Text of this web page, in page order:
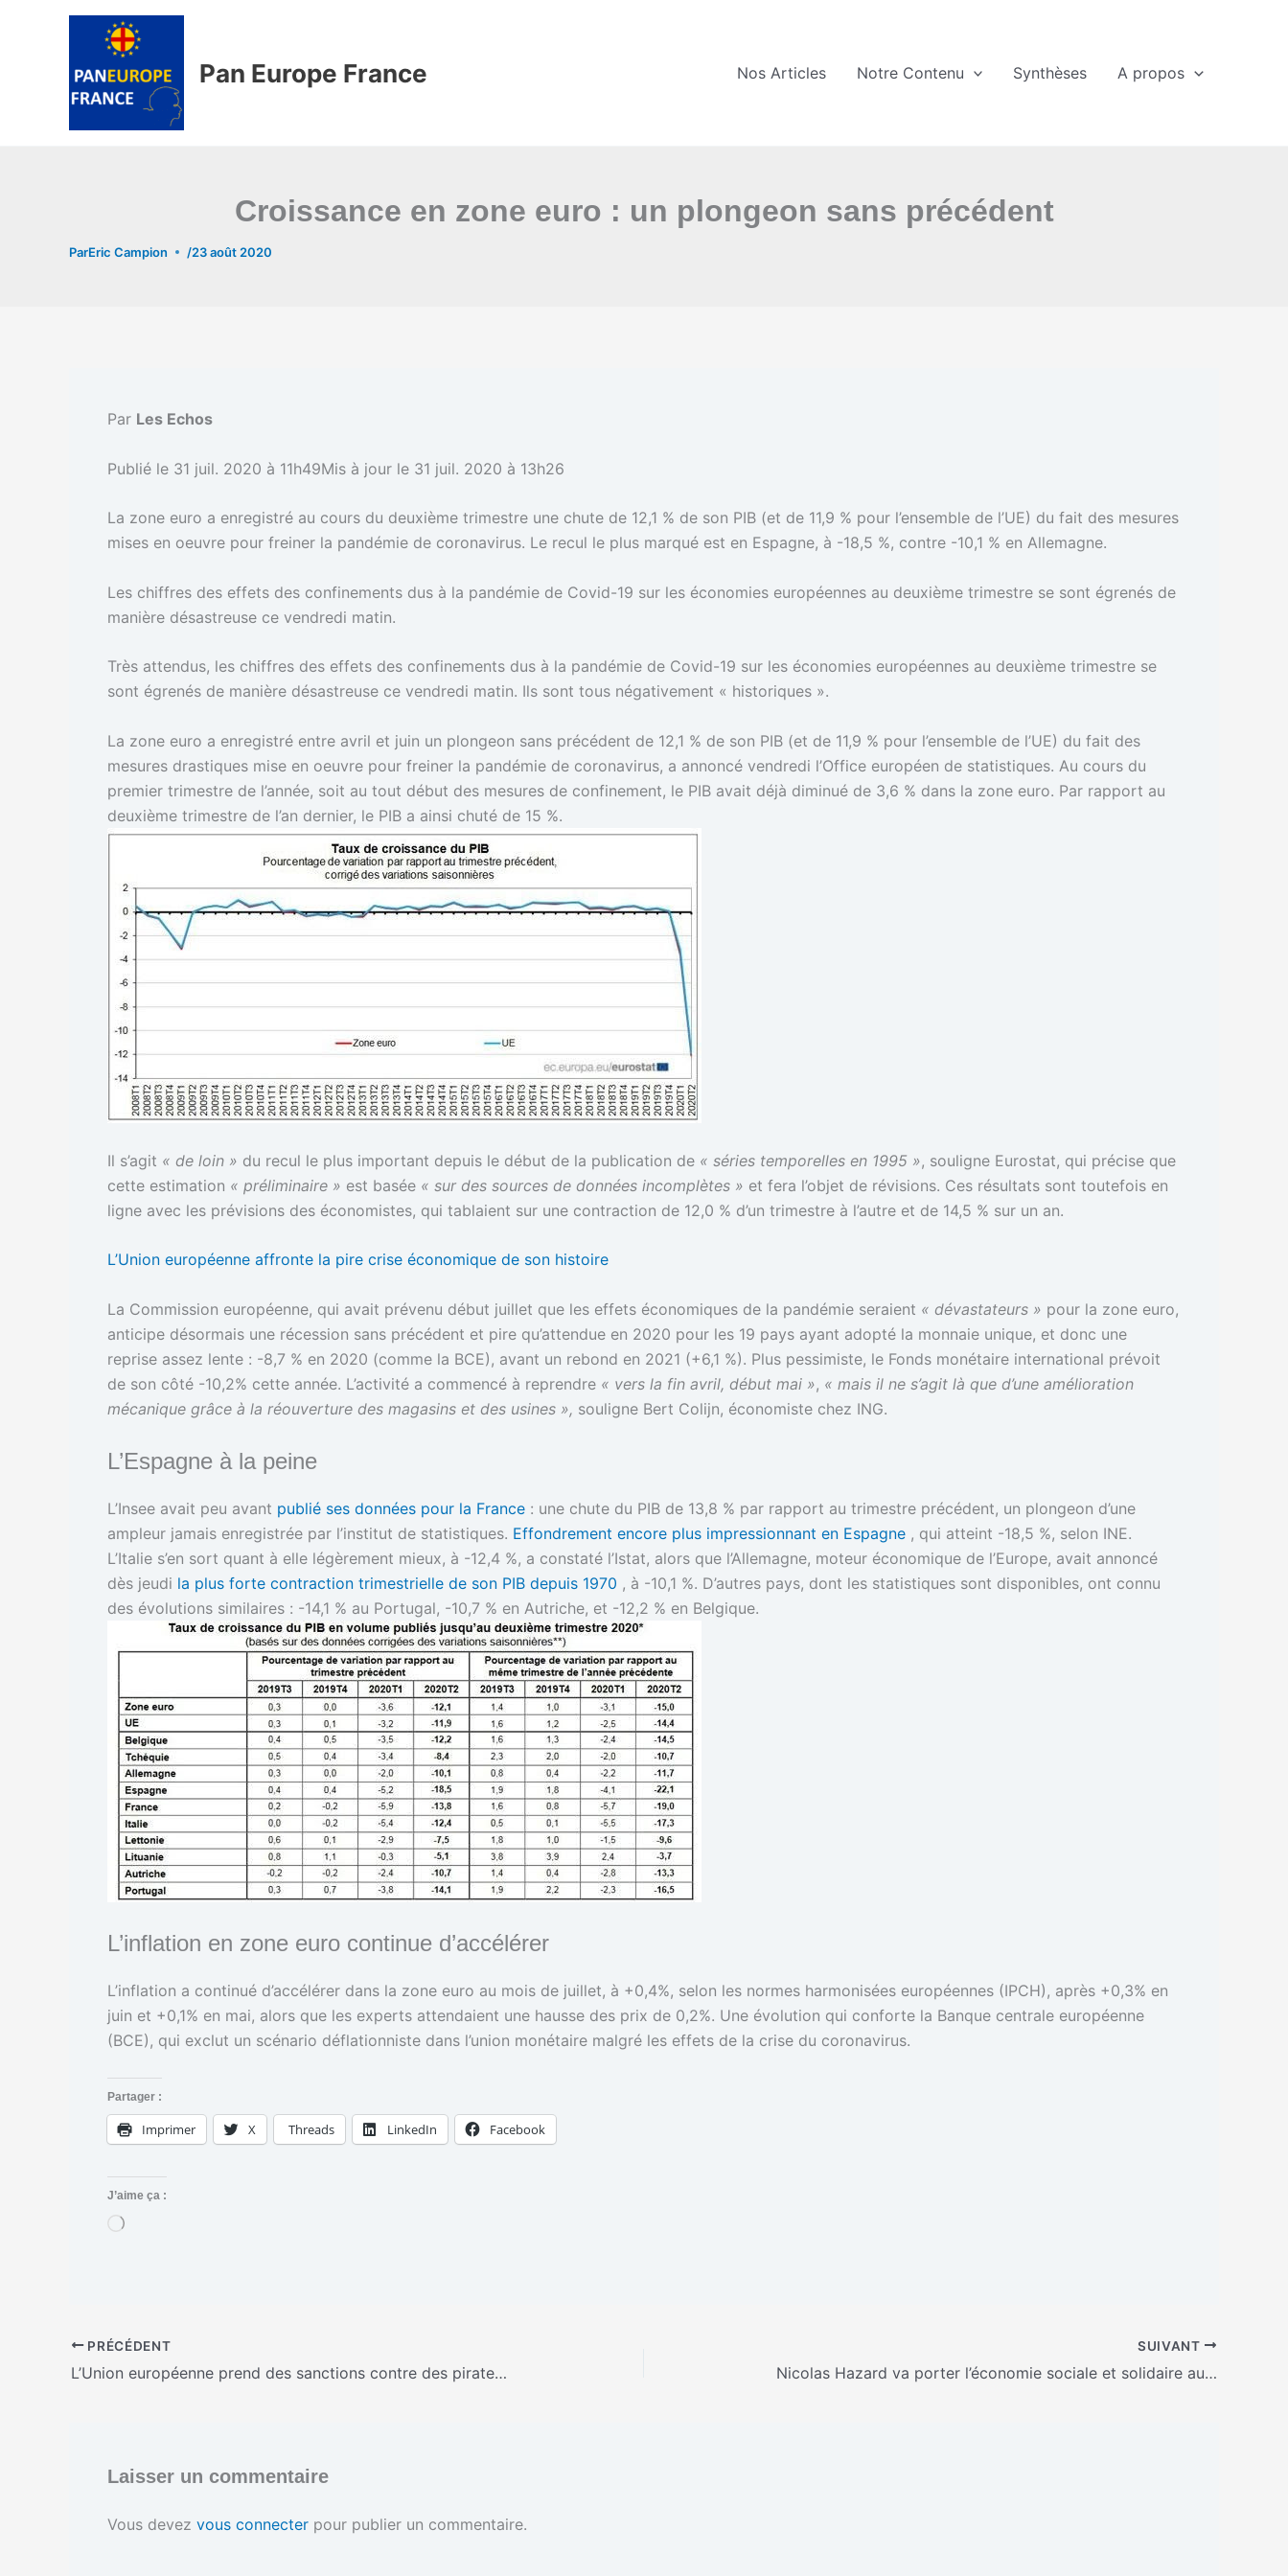
Pan Europe France Nos Articles Notre Contenu Synthèses A propos
Croissance en zone euro : un plongeon sans précédent
ParEric Campion /23 août 2020
Par Les Echos
Publié le 31 juil. 2020 à 11h49Mis à jour le 31 juil. 2020 à 13h26
La zone euro a enregistré au cours du deuxième trimestre une chute de 12,1 % de son PIB (et de 11,9 % pour l’ensemble de l’UE) du fait des mesures
mises en oeuvre pour freiner la pandémie de coronavirus. Le recul le plus marqué est en Espagne, à -18,5 %, contre -10,1 % en Allemagne.
Les chiffres des effets des confinements dus à la pandémie de Covid-19 sur les économies européennes au deuxième trimestre se sont égrenés de
manière désastreuse ce vendredi matin.
Très attendus, les chiffres des effets des confinements dus à la pandémie de Covid-19 sur les économies européennes au deuxième trimestre se
sont égrenés de manière désastreuse ce vendredi matin. Ils sont tous négativement « historiques ».
La zone euro a enregistré entre avril et juin un plongeon sans précédent de 12,1 % de son PIB (et de 11,9 % pour l’ensemble de l’UE) du fait des
mesures drastiques mise en oeuvre pour freiner la pandémie de coronavirus, a annoncé vendredi l’Office européen de statistiques. Au cours du
premier trimestre de l’année, soit au tout début des mesures de confinement, le PIB avait déjà diminué de 3,6 % dans la zone euro. Par rapport au
deuxième trimestre de l’an dernier, le PIB a ainsi chuté de 15 %.
Il s’agit « de loin » du recul le plus important depuis le début de la publication de « séries temporelles en 1995 », souligne Eurostat, qui précise que
cette estimation « préliminaire » est basée « sur des sources de données incomplètes » et fera l’objet de révisions. Ces résultats sont toutefois en
ligne avec les prévisions des économistes, qui tablaient sur une contraction de 12,0 % d’un trimestre à l’autre et de 14,5 % sur un an.
L’Union européenne affronte la pire crise économique de son histoire
La Commission européenne, qui avait prévenu début juillet que les effets économiques de la pandémie seraient « dévastateurs » pour la zone euro,
anticipe désormais une récession sans précédent et pire qu’attendue en 2020 pour les 19 pays ayant adopté la monnaie unique, et donc une
reprise assez lente : -8,7 % en 2020 (comme la BCE), avant un rebond en 2021 (+6,1 %). Plus pessimiste, le Fonds monétaire international prévoit
de son côté -10,2% cette année. L’activité a commencé à reprendre « vers la fin avril, début mai », « mais il ne s’agit là que d’une amélioration
mécanique grâce à la réouverture des magasins et des usines », souligne Bert Colijn, économiste chez ING.
L’Espagne à la peine
L’Insee avait peu avant publié ses données pour la France : une chute du PIB de 13,8 % par rapport au trimestre précédent, un plongeon d’une
ampleur jamais enregistrée par l’institut de statistiques. Effondrement encore plus impressionnant en Espagne , qui atteint -18,5 %, selon INE.
L’Italie s’en sort quant à elle légèrement mieux, à -12,4 %, a constaté l’Istat, alors que l’Allemagne, moteur économique de l’Europe, avait annoncé
dès jeudi la plus forte contraction trimestrielle de son PIB depuis 1970 , à -10,1 %. D’autres pays, dont les statistiques sont disponibles, ont connu
des évolutions similaires : -14,1 % au Portugal, -10,7 % en Autriche, et -12,2 % en Belgique.
L’inflation en zone euro continue d’accélérer
L’inflation a continué d’accélérer dans la zone euro au mois de juillet, à +0,4%, selon les normes harmonisées européennes (IPCH), après +0,3% en
juin et +0,1% en mai, alors que les experts attendaient une hausse des prix de 0,2%. Une évolution qui conforte la Banque centrale européenne
(BCE), qui exclut un scénario déflationniste dans l’union monétaire malgré les effets de la crise du coronavirus.
Partager :
Imprimer X Threads LinkedIn Facebook
J’aime ça :
C
e
PRÉCÉDENT
L’Union européenne prend des sanctions contre des pirates informatiques russes, chinois et nord-coréens
SUIVANT
Nicolas Hazard va porter l’économie sociale et solidaire au niveau européen
Laisser un commentaire
Vous devez vous connecter pour publier un commentaire.